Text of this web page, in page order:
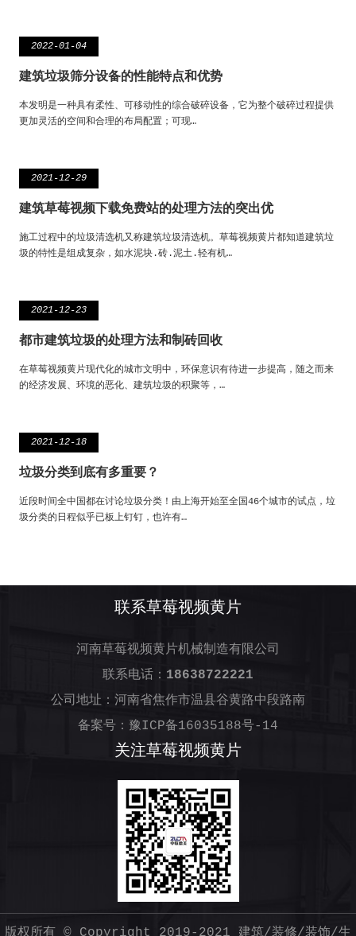
2022-01-04
建筑垃圾筛分设备的性能特点和优势
本发明是一种具有柔性、可移动性的综合破碎设备，它为整个破碎过程提供
更加灵活的空间和合理的布局配置；可现…
2021-12-29
建筑草莓视频下载免费站的处理方法的突出优
施工过程中的垃圾清选机又称建筑垃圾清选机。草莓视频黄片都知道建筑垃
圾的特性是组成复杂，如水泥块.砖.泥土.轻有机…
2021-12-23
都市建筑垃圾的处理方法和制砖回收
在草莓视频黄片现代化的城市文明中，环保意识有待进一步提高，随之而来
的经济发展、环境的恶化、建筑垃圾的积聚等，…
2021-12-18
垃圾分类到底有多重要？
近段时间全中国都在讨论垃圾分类！由上海开始至全国46个城市的试点，垃
圾分类的日程似乎已板上钉钉，也许有…
联系草莓视频黄片
河南草莓视频黄片机械制造有限公司
联系电话： 18638722221
公司地址：河南省焦作市温县谷黄路中段路南
备案号： 豫ICP备16035188号-14
关注草莓视频黄片
版权所有 © Copyright 2019-2021 建筑/装修/装饰/生